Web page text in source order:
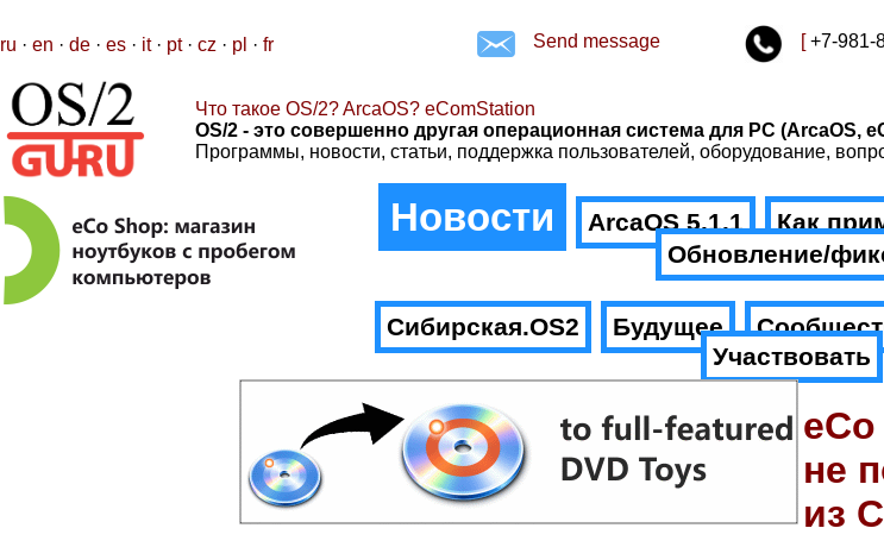
ru · en · de · es · it· pt· cz · pl · fr Send message [+7-981-
Что такое OS/2? ArcaOS? eComStation
OS/2 - это совершенно другая операционная система для PC (ArcaOS,
Программы, новости, статьи, поддержка пользователей, оборудование,
Новости ArcaOS 5.1.1 Как
Обновление/
Сибирская.OS2 Будущее
Участвовать
не
из